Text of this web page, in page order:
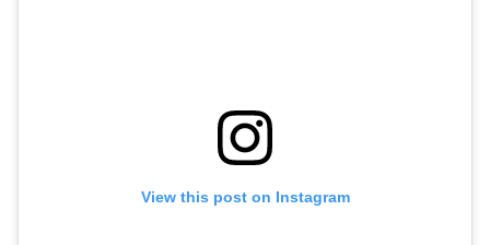
View this post on Instagram